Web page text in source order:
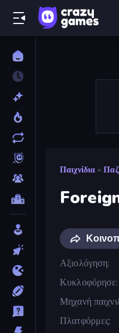
Παιχνίδια »
Αξιολόγηση
Κυκλοφόρησε
Μηχανή
Πλατφόρμες